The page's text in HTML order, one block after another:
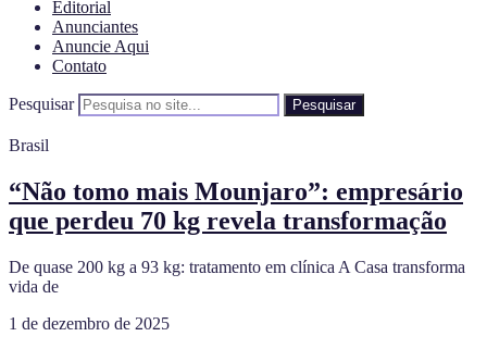
Editorial
Anunciantes
Anuncie Aqui
Contato
Pesquisar Pesquisar
Brasil
“Não tomo mais Mounjaro”: empresário
que perdeu 70 kg revela transformação
De quase 200 kg a 93 kg: tratamento em clínica A Casa transforma
vida de
1 de dezembro de 2025